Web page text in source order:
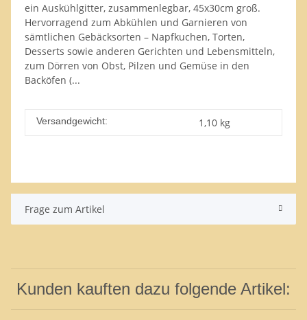
ein Auskühlgitter, zusammenlegbar, 45x30cm groß.
Hervorragend zum Abkühlen und Garnieren von
sämtlichen Gebäcksorten – Napfkuchen, Torten,
Desserts sowie anderen Gerichten und Lebensmitteln,
zum Dörren von Obst, Pilzen und Gemüse in den
Backöfen (...
Versandgewicht: 1,10 kg
Frage zum Artikel
Kunden kauften dazu folgende Artikel: